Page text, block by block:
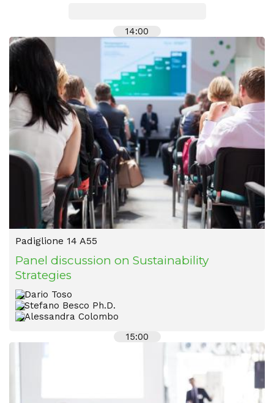
14:00
Padiglione 14 A55
Panel discussion on Sustainability
Strategies
Dario Toso
Stefano Besco Ph.D.
Alessandra Colombo
15:00